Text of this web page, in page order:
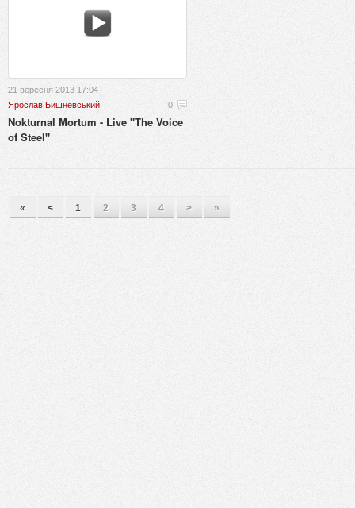
21 вересня 2013 17:04 ·
Ярослав Бишневський
0
Nokturnal Mortum - Live "The Voice
of Steel"
« < 1 2 3 4 > »